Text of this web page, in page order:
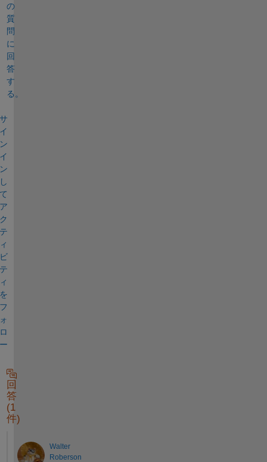
の
質
問
に
回
答
す
る。
回
答
(1
件)
Walter
Roberson